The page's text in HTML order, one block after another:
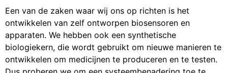
Een van de zaken waar wij ons op richten is het
ontwikkelen van zelf ontworpen biosensoren en
apparaten. We hebben ook een synthetische
biologiekern, die wordt gebruikt om nieuwe manieren te
ontwikkelen om medicijnen te produceren en te testen.